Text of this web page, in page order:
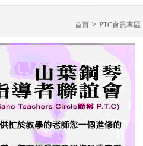
首頁 > PTC會員專區